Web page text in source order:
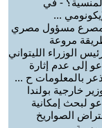
- في
...
مسؤول مصري
مروعة
الوزراء الليتواني
إلى عدم إثارة
بالمعلومات ح ...
خارجية بولندا
لبحث إمكانية
الصواريخ